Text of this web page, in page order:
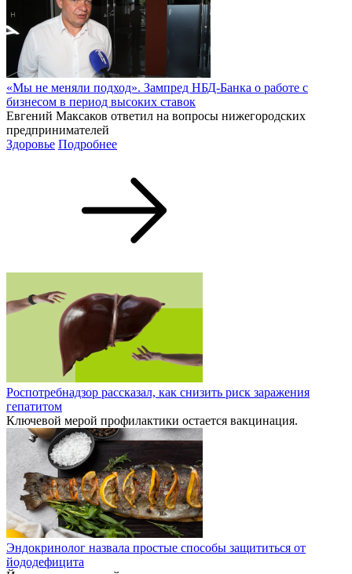
«Мы не меняли подход». Зампред НБД-Банка о работе с
бизнесом в период высоких ставок
Евгений Максаков ответил на вопросы нижегородских
предпринимателей
Здоровье Подробнее
Роспотребнадзор рассказал, как снизить риск заражения
гепатитом
Ключевой мерой профилактики остается вакцинация.
Эндокринолог назвала простые способы защититься от
йододефицита